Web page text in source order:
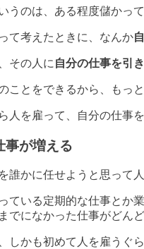
うのは、ある程度儲かっ
て考えたときに、なんか
その人に 自分の仕事を引
ことをできるから、もっ
人を雇って、自分の仕事
事が増える
誰かに任せようと思って
ている定期的な仕事とか
でになかった仕事がどん
しかも初めて人を雇うぐ